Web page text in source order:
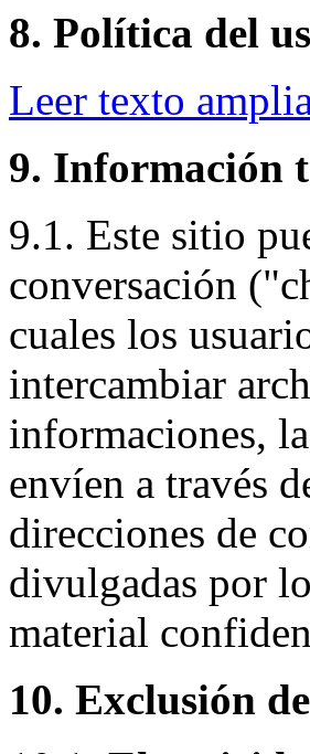
8. Política del
Leer texto
9. Información
9.1. Este sitio
conversación
cuales los
intercambiar
informaciones,
envíen a través
direcciones de
divulgadas por
material
10. Exclusión